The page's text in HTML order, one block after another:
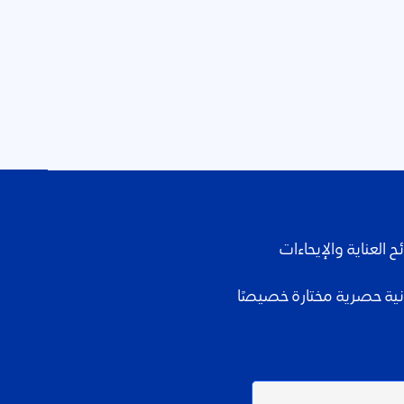
والإيحاءات
حصرية مختارة خصيصًا